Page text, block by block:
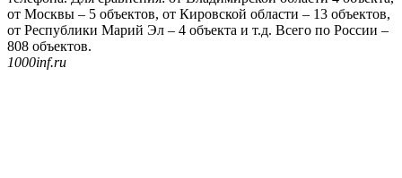
от Москвы – 5 объектов, от Кировской области – 13 объектов,
от Республики Марий Эл – 4 объекта и т.д. Всего по России –
808 объектов.
1000inf.ru